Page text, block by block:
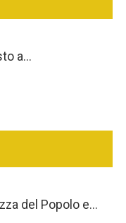
a...
del Popolo e...